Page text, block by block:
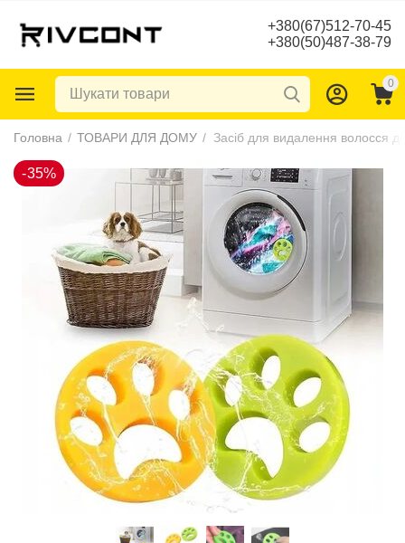
+380(67)512-70-45
+380(50)487-38-79
0
Головна / ТОВАРИ ДЛЯ ДОМУ /